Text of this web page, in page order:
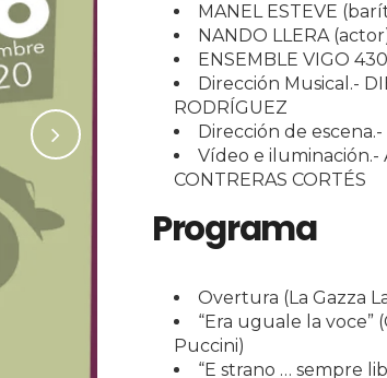
MANEL ESTEVE
NANDO LLERA
ENSEMBLE VIGO 430
Dirección Musical.-
RODRÍGUEZ
Dirección de escena.-
Vídeo e iluminación.-
CONTRERAS CORTÉS
Programa
Overtura (La Gazza
“Era uguale la voce”
Puccini)
“E strano … sempre